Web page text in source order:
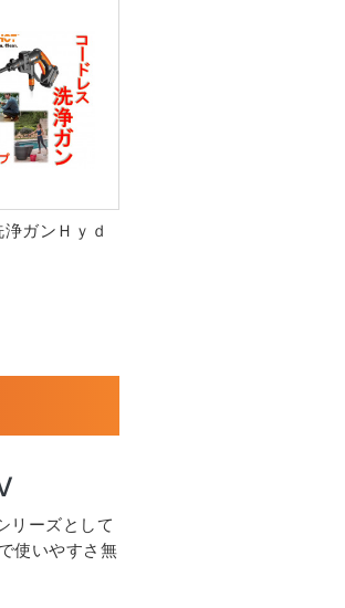
ガンＨｙｄ
リーズとして
使いやすさ無